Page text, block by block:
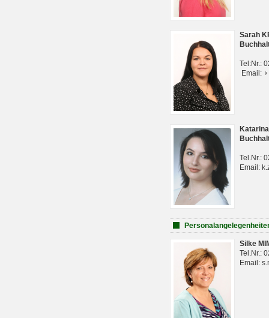
Sarah
Tel:Nr.:
Email:
Tel.Nr.:
Email:
Silke
Tel.Nr.:
Email: